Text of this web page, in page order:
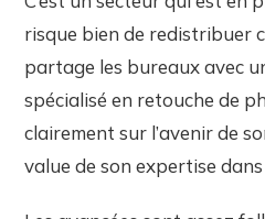
risque bien de redistribuer
partage les bureaux avec
spécialisé en retouche de
clairement sur l’avenir de
value de son expertise